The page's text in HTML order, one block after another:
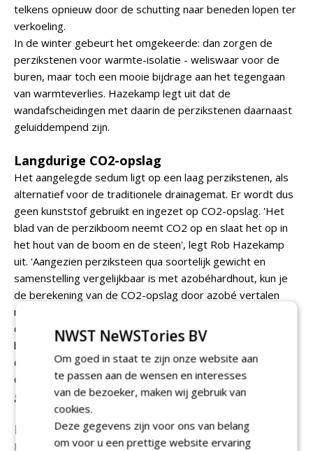
telkens opnieuw door de schutting naar beneden lopen ter
verkoeling.
In de winter gebeurt het omgekeerde: dan zorgen de
perzikstenen voor warmte-isolatie - weliswaar voor de
buren, maar toch een mooie bijdrage aan het tegengaan
van warmteverlies. Hazekamp legt uit dat de
wandafscheidingen met daarin de perzikstenen daarnaast
geluiddempend zijn.
Langdurige CO2-opslag
Het aangelegde sedum ligt op een laag perzikstenen, als
alternatief voor de traditionele drainagemat. Er wordt dus
geen kunststof gebruikt en ingezet op CO2-opslag. 'Het
blad van de perzikboom neemt CO2 op en slaat het op in
het hout van de boom en de steen', legt Rob Hazekamp
uit. 'Aangezien perziksteen qua soortelijk gewicht en
samenstelling vergelijkbaar is met azobéhardhout, kun je
de berekening van de CO2-opslag door azobé vertalen
naar perzikstenen. Hieruit blijkt dat 1 kg perzikpitproduct
ongeveer 1,8 kg CO2 opslaat.' Bodembedekkerschors
buffert eveneens CO2, maar omdat schors verteert, komt
de vastgelegde CO2 relatief snel weer vrij. Perzikstenen
daarentegen blijven decennialang intact, inclusief de
gebufferde CO2.
De constructie
Bij sommige projecten verricht Nocciolo ook
NWST NeWSTories BV
Om goed in staat te zijn onze website aan
te passen aan de wensen en interesses
van de bezoeker, maken wij gebruik van
cookies.
Deze gegevens zijn voor ons van belang
om voor u een prettige website ervaring